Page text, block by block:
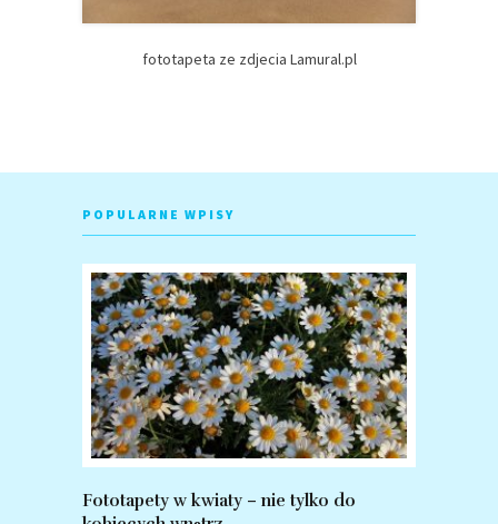
fototapeta ze zdjecia Lamural.pl
POPULARNE WPISY
Fototapety w kwiaty – nie tylko do